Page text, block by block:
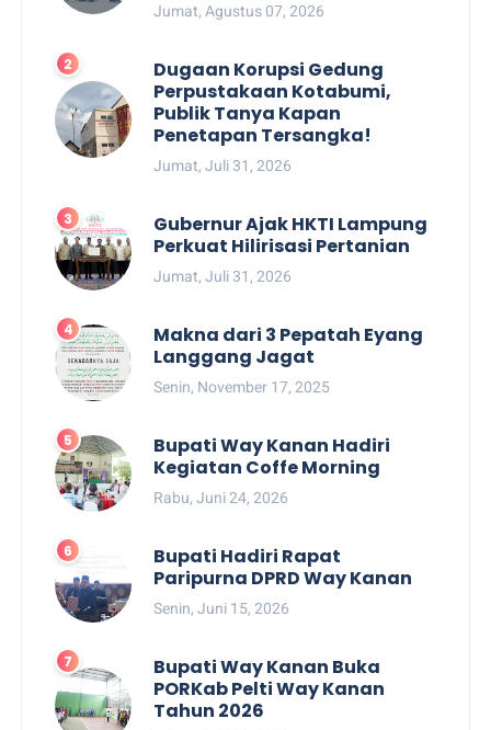
Jumat, Agustus 07, 2026
Dugaan Korupsi Gedung
Perpustakaan Kotabumi,
Publik Tanya Kapan
Penetapan Tersangka!
Jumat, Juli 31, 2026
Gubernur Ajak HKTI Lampung
Perkuat Hilirisasi Pertanian
Jumat, Juli 31, 2026
Makna dari 3 Pepatah Eyang
Langgang Jagat
Senin, November 17, 2025
Bupati Way Kanan Hadiri
Kegiatan Coffe Morning
Rabu, Juni 24, 2026
Bupati Hadiri Rapat
Paripurna DPRD Way Kanan
Senin, Juni 15, 2026
Bupati Way Kanan Buka
PORKab Pelti Way Kanan
Tahun 2026